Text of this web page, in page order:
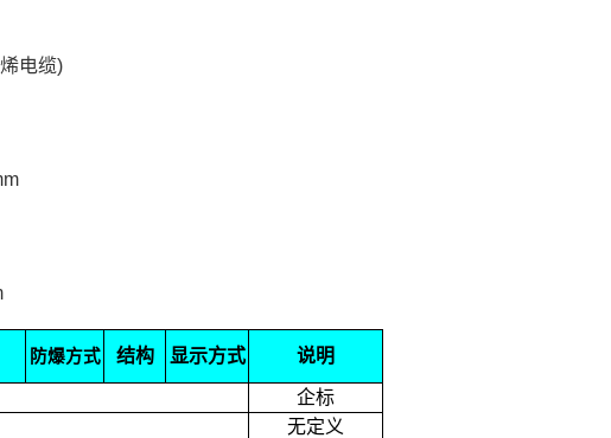
电缆)
防爆方式 结构 显示方式 说明
企标
无定义